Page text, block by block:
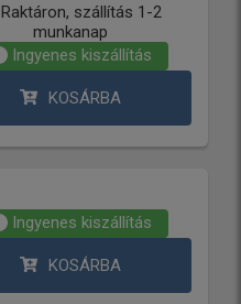
Raktáron, szállítás 1-2
munkanap
Ingyenes kiszállítás
KOSÁRBA
Ingyenes kiszállítás
KOSÁRBA